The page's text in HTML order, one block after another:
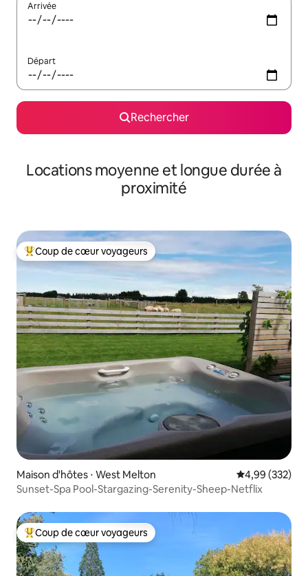
Arrivée
Départ
Rechercher
Locations moyenne et longue durée à
proximité
Coups de cœur voyageurs les plus appréciés
Coup de cœur voyageurs
Maison d'hôtes ⋅ West Melton Évaluation
4,99 (332)
Sunset-Spa Pool-Stargazing-Serenity-Sheep-Netflix
Coups de cœur voyageurs les plus appréciés
Coup de cœur voyageurs